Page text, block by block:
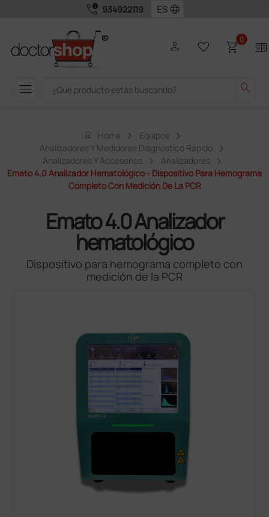
call_quality 934922119 language
menu search
person favorite_border shopping_cart0 two_pager
home Home
Equipos
Analizadores Y Medidores Diagnóstico Rápido
Analizadores Y Accesorios
Analizadores
Emato 4.0 Analizador Hematológico - Dispositivo Para Hemograma
Completo Con Medición De La PCR
Emato 4.0 Analizador
hematológico
Dispositivo para hemograma completo con
medición de la PCR